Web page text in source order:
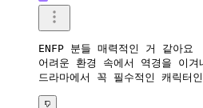
ENFP 분들 매력적인 거 같아요
어려운 환경 속에서 역경을 이겨
드라마에서 꼭 필수적인 캐릭터